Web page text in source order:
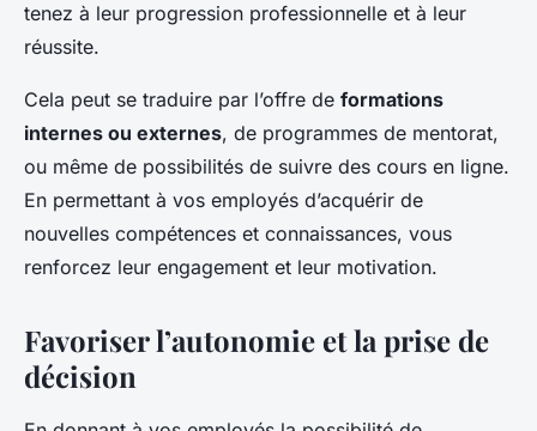
tenez à leur progression professionnelle et à leur
réussite.
Cela peut se traduire par l’offre de formations
internes ou externes, de programmes de mentorat,
ou même de possibilités de suivre des cours en ligne.
En permettant à vos employés d’acquérir de
nouvelles compétences et connaissances, vous
renforcez leur engagement et leur motivation.
Favoriser l’autonomie et la prise de
décision